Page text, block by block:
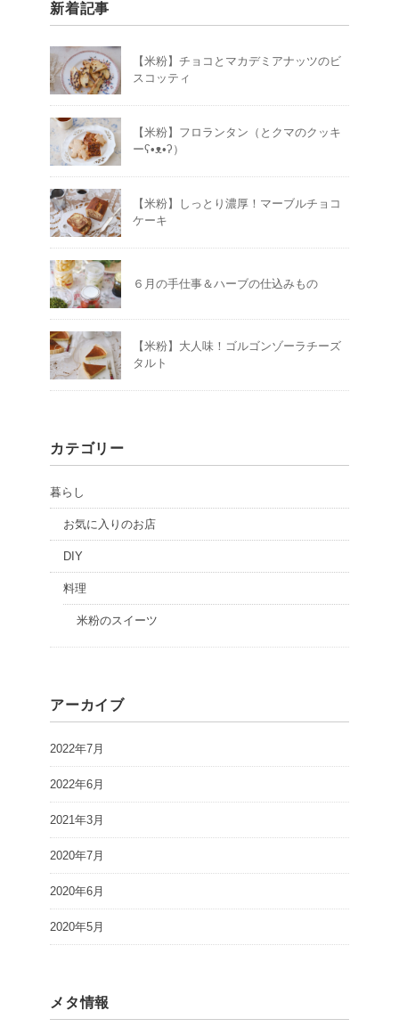
新着記事
【米粉】チョコとマカデミアナッツのビ
スコッティ
【米粉】フロランタン（とクマのクッキ
ーʕ•ᴥ•ʔ）
【米粉】しっとり濃厚！マーブルチョコ
ケーキ
６月の手仕事＆ハーブの仕込みもの
【米粉】大人味！ゴルゴンゾーラチーズ
タルト
カテゴリー
暮らし
お気に入りのお店
DIY
料理
米粉のスイーツ
アーカイブ
2022年7月
2022年6月
2021年3月
2020年7月
2020年6月
2020年5月
メタ情報